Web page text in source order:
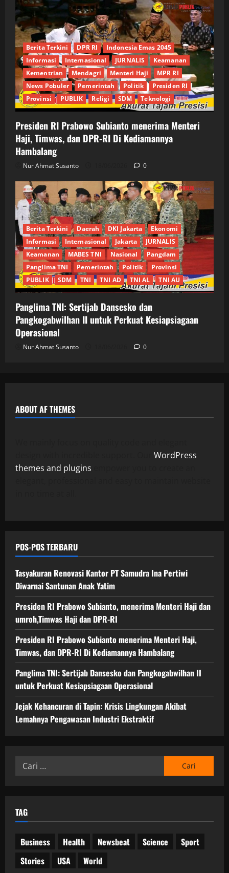
Berita Terkini DPR RI
Indonesia Emas 2045
Informasi
Internasional JURNALIS
Keamanan
Kementrian
Mendagri Menteri Haji
MPR RI
News Pobuler
Pemerintah Politik
Presiden RI
Provinsi
PUBLIK Religi SDM Teknologi
Presiden RI Prabowo Subianto menerima Menteri
Haji, Timwas, dan DPR-RI Di Kediamannya
Hambalang
Nur Ahmat Susanto 0
Berita Terkini Daerah DKI Jakarta
Ekonomi
Informasi
Internasional Jakarta
JURNALIS
Keamanan
MABES TNI Nasional
Pangdam
Panglima TNI
Pemerintah Politik
Provinsi
PUBLIK
SDM TNI TNI AD TNI AL TNI AU
Panglima TNI: Sertijab Dansesko dan
Pangkogabwilhan II untuk Perkuat Kesiapsiagaan
Operasional
Nur Ahmat Susanto 0
ABOUT AF THEMES
WordPress
themes and plugins
POS-POS TERBARU
Tasyakuran Renovasi Kantor PT Samudra Ina Pertiwi
Diwarnai Santunan Anak Yatim
Presiden RI Prabowo Subianto, menerima Menteri Haji dan
umroh,Timwas Haji dan DPR-RI
Presiden RI Prabowo Subianto menerima Menteri Haji,
Timwas, dan DPR-RI Di Kediamannya Hambalang
Panglima TNI: Sertijab Dansesko dan Pangkogabwilhan II
untuk Perkuat Kesiapsiagaan Operasional
Jejak Kehancuran di Tapin: Krisis Lingkungan Akibat
Lemahnya Pengawasan Industri Ekstraktif
Cari
TAG
Business Health Newsbeat Science
Sport
Stories
USA World